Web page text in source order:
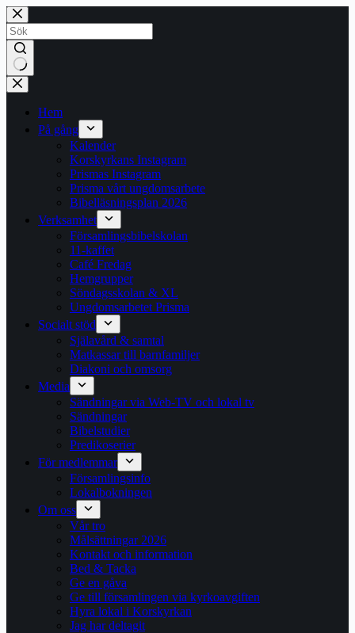
Hoppa
till
innehåll
Inga
resultat
Hem
På gång
Kalender
Korskyrkans Instagram
Prismas Instagram
Prisma vårt ungdomsarbete
Bibelläsningsplan 2026
Verksamhet
Församlingsbibelskolan
11-kaffet
Café Fredag
Hemgrupper
Söndagsskolan & XL
Ungdomsarbetet Prisma
Socialt stöd
Själavård & samtal
Matkassar till barnfamiljer
Diakoni och omsorg
Media
Sändningar via Web-TV och lokal tv
Sändningar
Bibelstudier
Predikoserier
För medlemmar
Församlingsinfo
Lokalbokningen
Om oss
Vår tro
Målsättningar 2026
Kontakt och information
Bed & Tacka
Ge en gåva
Ge till församlingen via kyrkoavgiften
Hyra lokal i Korskyrkan
Jag har deltagit